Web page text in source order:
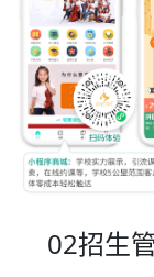
02招生